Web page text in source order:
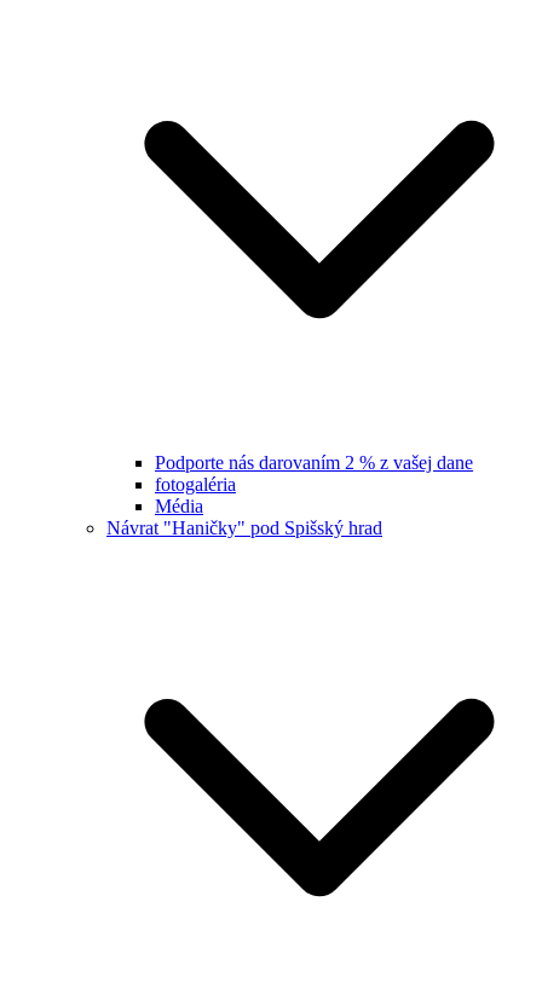
Podporte nás darovaním 2 % z vašej dane
fotogaléria
Média
Návrat "Haničky" pod Spišský hrad